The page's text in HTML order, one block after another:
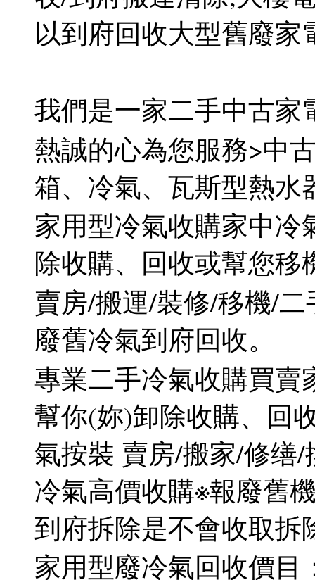
以到府回收大型舊廢家
我們是一家二手中古家
熱誠的心為您服務>中
箱、冷氣、瓦斯型熱水
家用型冷氣收購家中
除收購、回收或幫您移
賣房/搬運/裝修/移機/
廢舊冷氣到府回收。
專業二手冷氣收購買賣
幫你(妳)卸除收購、回
氣按裝 賣房/搬家/修缮
冷氣高價收購※報廢舊
到府拆除是不會收取拆
家用型廢冷氣回收價目